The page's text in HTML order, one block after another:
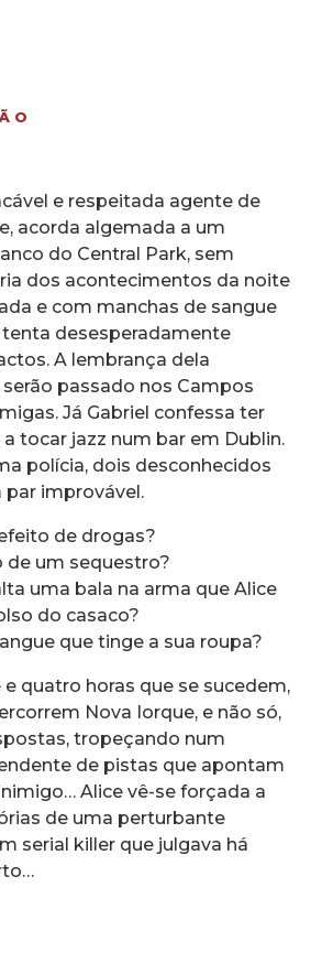
e respeitada agente de
acorda algemada a um
do Central Park, sem
dos acontecimentos da noite
e com manchas de sangue
tenta desesperadamente
A lembrança dela
passado nos Campos
Já Gabriel confessa ter
tocar jazz num bar em Dublin.
polícia, dois desconhecidos
improvável.
de drogas?
de um sequestro?
uma bala na arma que Alice
do casaco?
que tinge a sua roupa?
e quatro horas que se sucedem,
Nova Iorque, e não só,
tropeçando num
de pistas que apontam
Alice vê-se forçada a
de uma perturbante
serial killer que julgava há